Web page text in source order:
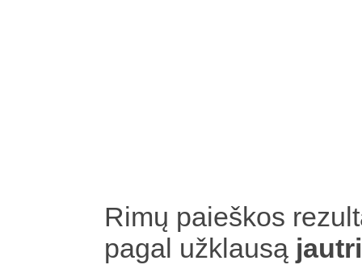
Rimų paieškos
pagal užklausą